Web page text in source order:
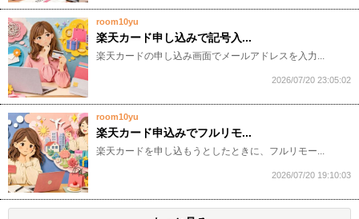
room10yu
楽天カード申し込みで記号入...
​​​​​楽天カードの申し込み画面でメールアドレスを入力...
2026/07/20 23:05:02
room10yu
楽天カード申込みでフルリモ...
​​​​​楽天カードを申し込もうとしたときに、フルリモー...
2026/07/20 19:10:03